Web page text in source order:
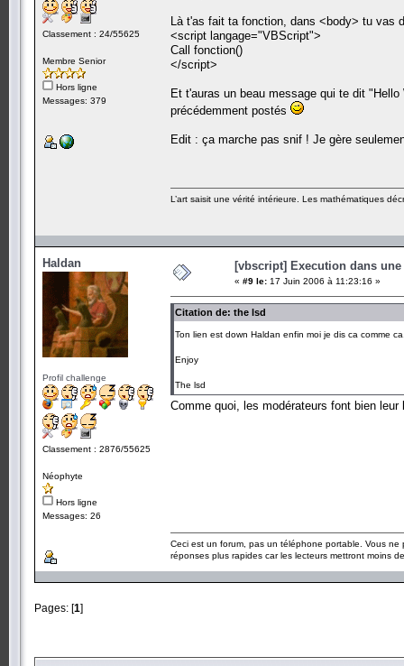
Classement : 24/55625
Membre Senior
Hors ligne
Messages: 379
Là t'as fait ta fonction, dans <body> tu vas
<script langage="VBScript">
Call fonction()
</script>
Et t'auras un beau message qui te dit
précédemment postés
Edit : ça marche pas snif ! Je gère
L’art saisit une vérité intérieure. Les mathématiques
Haldan
Profil challenge
Classement : 2876/55625
Néophyte
Hors ligne
Messages: 26
[vbscript] Execution dans une
« #9 le: 17 Juin 2006 à 11:23:16 »
Citation de: the lsd
Ton lien est down Haldan enfin moi je dis ca comme
Enjoy
The lsd
Comme quoi, les modérateurs font bien
Ceci est un forum, pas un téléphone portable. Vous
réponses plus rapides car les lecteurs mettront moins
Pages: [1]